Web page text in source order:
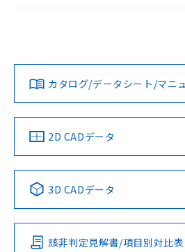
ログイン/会員
ダウンロードデータをご利用いただ
みください。
ソフトウェアの使用条件
EU RoHS 注意事項・凡例
対応済み
中国 RoHS 注意事項・凡例
Pb Hg
O
LR型式承認
（イギリス
船舶規格）
DNV型式承認
（ノルウェー
Yes No
この製品の規
その他の認証はこちらのペ
カタログ/データシート/マニ
2D CADデータ
3D CADデータ
該非判定見解書/項目別対比表